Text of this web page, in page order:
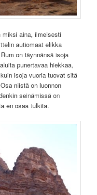
miksi aina, ilmeisesti
autiomaat elikka
on täynnänsä isoja
punertavaa hiekkaa,
isoja vuoria tuovat sitä
niistä on luonnon
seinämissä on
en osaa tulkita.